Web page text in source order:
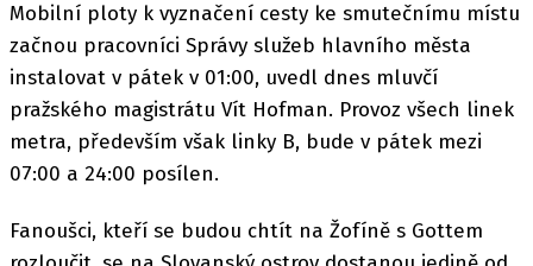
Mobilní ploty k vyznačení cesty ke smutečnímu místu
začnou pracovníci Správy služeb hlavního města
instalovat v pátek v 01:00, uvedl dnes mluvčí
pražského magistrátu Vít Hofman. Provoz všech linek
metra, především však linky B, bude v pátek mezi
07:00 a 24:00 posílen.
Fanoušci, kteří se budou chtít na Žofíně s Gottem